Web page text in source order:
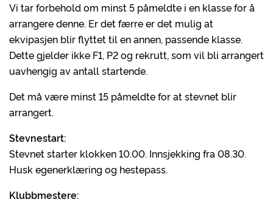
Vi tar forbehold om minst 5 påmeldte i en klasse for å
arrangere denne. Er det færre er det mulig at
ekvipasjen blir flyttet til en annen, passende klasse.
Dette gjelder ikke F1, P2 og rekrutt, som vil bli arrangert
uavhengig av antall startende.
Det må være minst 15 påmeldte for at stevnet blir
arrangert.
Stevnestart:
Stevnet starter klokken 10.00. Innsjekking fra 08.30.
Husk egenerklæring og hestepass.
Klubbmestere: